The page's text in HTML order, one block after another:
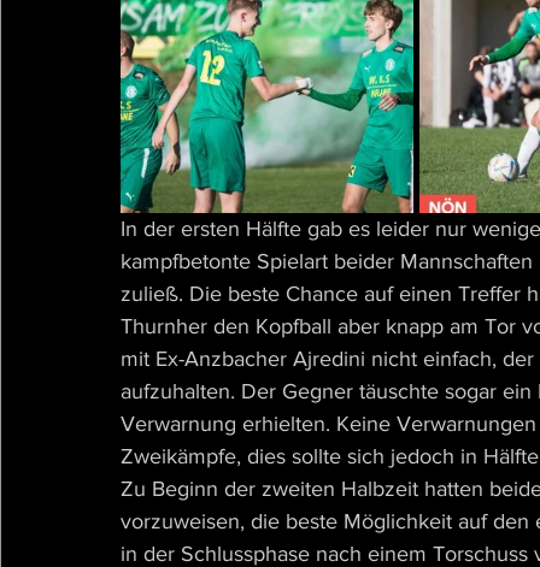
In der ersten Hälfte gab es leider nur
kampfbetonte Spielart beider
zuließ. Die beste Chance auf einen Treffer
Thurnher den Kopfball aber knapp am Tor
mit Ex-Anzbacher Ajredini nicht einfach,
aufzuhalten. Der Gegner täuschte sogar
Verwarnung erhielten. Keine
Zweikämpfe, dies sollte sich jedoch in
Zu Beginn der zweiten Halbzeit hatten
vorzuweisen, die beste Möglichkeit auf
in der Schlussphase nach einem